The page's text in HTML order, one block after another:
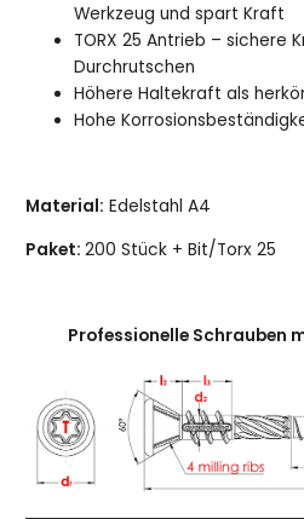
Werkzeug und spart Kraft
TORX 25 Antrieb – sichere
Durchrutschen
Höhere Haltekraft als
Hohe
Material: Edelstahl A4
Paket:200 Stück + Bit/Torx 25
Professionelle Schrauben